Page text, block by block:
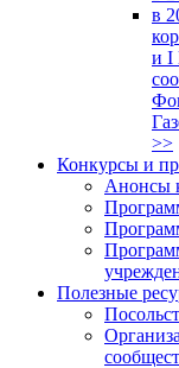
в
и I
>>
Конкурсы и
Анонсы
Полезные